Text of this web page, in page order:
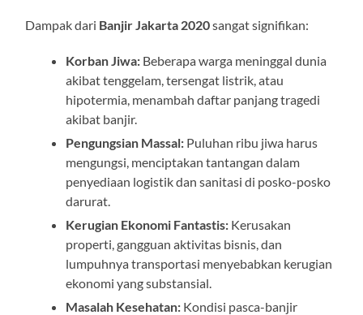
Dampak dari Banjir Jakarta 2020sangat signifikan:
Korban Jiwa: Beberapa warga meninggal dunia
akibat tenggelam, tersengat listrik, atau
hipotermia, menambah daftar panjang tragedi
akibat banjir.
Pengungsian Massal: Puluhan ribu jiwa harus
mengungsi, menciptakan tantangan dalam
penyediaan logistik dan sanitasi di posko-posko
darurat.
Kerugian Ekonomi Fantastis: Kerusakan
properti, gangguan aktivitas bisnis, dan
lumpuhnya transportasi menyebabkan kerugian
ekonomi yang substansial.
Masalah Kesehatan: Kondisi pasca-banjir